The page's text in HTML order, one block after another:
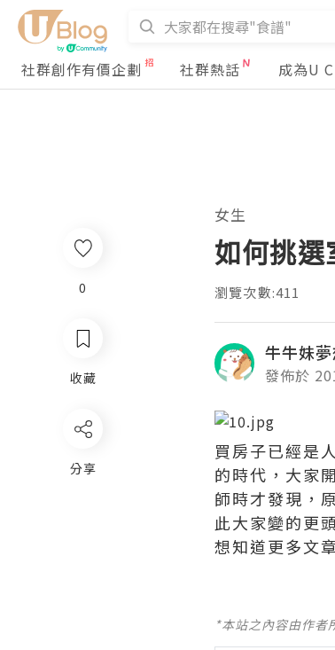
社群創作有價企劃 社群熱話 成為U
女生
如何挑選
瀏覽次數:411
牛牛妹
發佈於
買房子已經是
的時代，大家
師時才發現，
此大家變的更
想知道更多文
*本站之內容由作者
0
收藏
分享